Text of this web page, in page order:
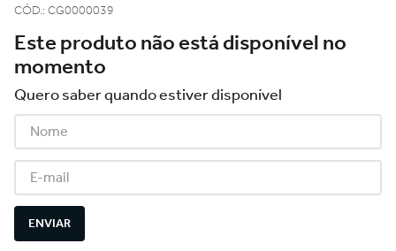
CÓD.: CG0000039
Este produto não está disponível no
momento
Quero saber quando estiver disponível
ENVIAR